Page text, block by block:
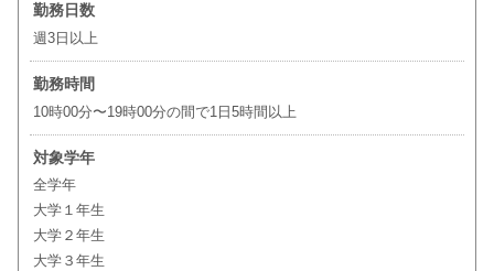
勤務日数
週3日以上
勤務時間
10時00分〜19時00分の間で1日5時間以上
対象学年
全学年
大学１年生
大学２年生
大学３年生